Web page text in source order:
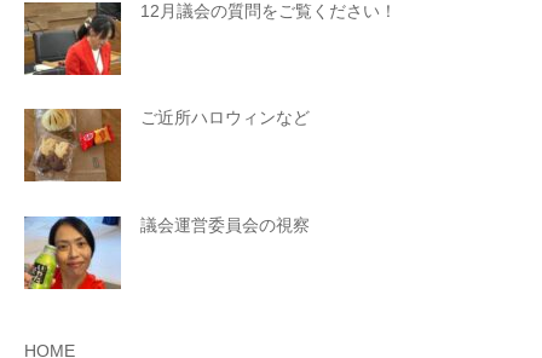
12月議会の質問をご覧ください！
ご近所ハロウィンなど
議会運営委員会の視察
HOME